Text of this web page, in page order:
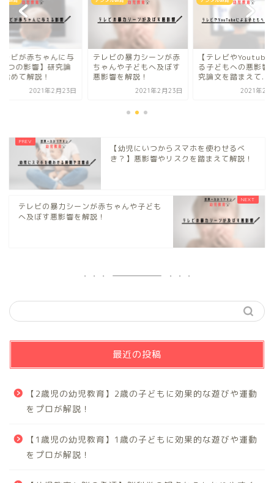
レビが赤ちゃんに与
5つの影響】研究論
めて解説！
2021年2月23日
テレビの暴力シーンが赤
ちゃんや子どもへ及ぼす
悪影響を解説！
2021年2月23日
【テレビやYoutube
る子どもへの悪影響
究論文を踏まえて...
2021年2
【幼児にいつからスマホを使わせるべ
き？】悪影響やリスクを踏まえて解説！
テレビの暴力シーンが赤ちゃんや子ども
へ及ぼす悪影響を解説！
最近の投稿
【2歳児の幼児教育】2歳の子どもに効果的な遊びや運動
をプロが解説！
【1歳児の幼児教育】1歳の子どもに効果的な遊びや運動
をプロが解説！